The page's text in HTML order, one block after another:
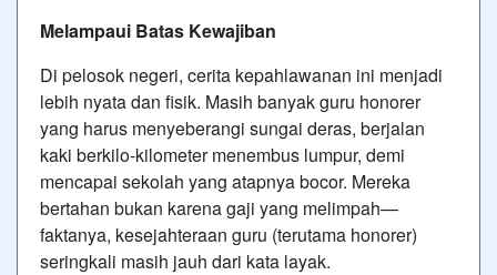
Melampaui Batas Kewajiban
Di pelosok negeri, cerita kepahlawanan ini menjadi
lebih nyata dan fisik. Masih banyak guru honorer
yang harus menyeberangi sungai deras, berjalan
kaki berkilo-kilometer menembus lumpur, demi
mencapai sekolah yang atapnya bocor. Mereka
bertahan bukan karena gaji yang melimpah—
faktanya, kesejahteraan guru (terutama honorer)
seringkali masih jauh dari kata layak.